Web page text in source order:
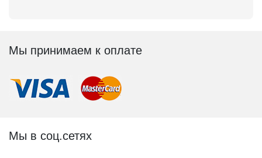
Мы принимаем к оплате
Мы в соц.сетях